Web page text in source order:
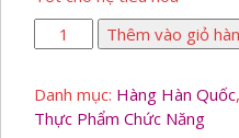
Sữa
Đậu
Ngô
Ngọt
Thêm vào giỏ
Danh mục: Hàng Hàn Quốc,
Thực Phẩm Chức Năng